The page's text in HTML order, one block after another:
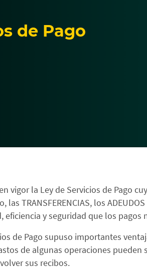
de Pago
vigor la Ley de Servicios de Pago
TRANSFERENCIAS, los
eficiencia y seguridad que los
de Pago supuso importantes
de algunas operaciones
sus recibos.